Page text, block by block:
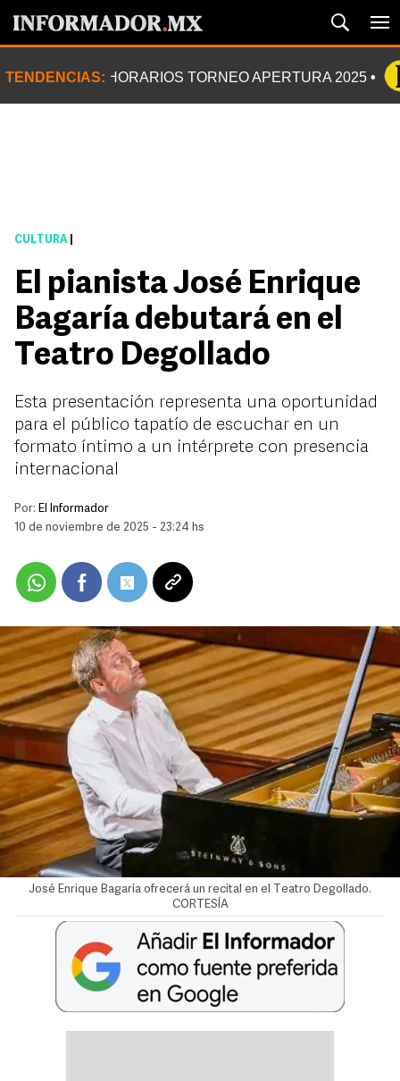
TENDENCIAS: HORARIOS TORNEO APERTURA 2025
CULTURA
El pianista José Enrique
Bagaría debutará en el
Teatro Degollado
Esta presentación representa una oportunidad
para el público tapatío de escuchar en un
formato íntimo a un intérprete con presencia
internacional
Por: El Informador
10 de noviembre de 2025 - 23:24 hs
José Enrique Bagaría ofrecerá un recital en el Teatro Degollado.
CORTESÍA